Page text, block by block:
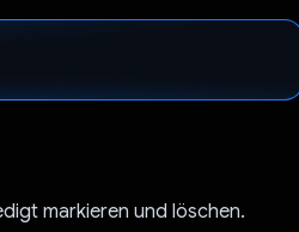
markieren und löschen.